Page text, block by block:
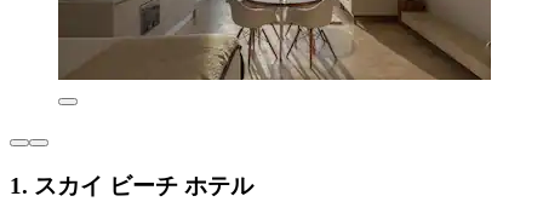
1. スカイ ビーチ ホテル